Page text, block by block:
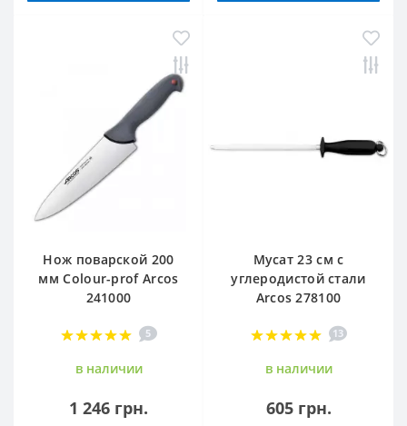
Нож поварской 200
мм Сolour-prof Arcos
241000
5
в наличии
1 246 грн.
Мусат 23 см с
углеродистой стали
Arcos 278100
13
в наличии
605 грн.